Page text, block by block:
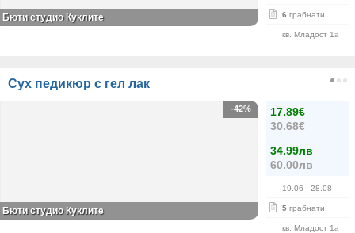
6 грабнати
кв. Младост 1а
Бюти студио Куклите
Сух педикюр с гел лак
17.89€
30.68€
34.99лв
60.00лв
19.06 - 28.08
5 грабнати
кв. Младост 1а
-42%
Бюти студио Куклите